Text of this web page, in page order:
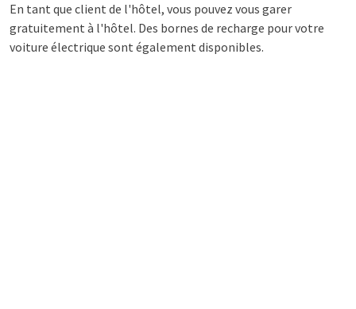
En tant que client de l'hôtel, vous pouvez vous garer
gratuitement à l'hôtel. Des bornes de recharge pour votre
voiture électrique sont également disponibles.